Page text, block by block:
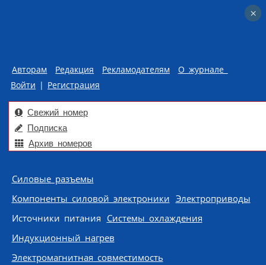
Авторам Редакция Рекламодателям
О журнале
Войти | Регистрация
Свежий номер
Подписка
Архив номеров
Skip to content
Силовые разъемы
Компоненты силовой электроники Электроприводы
Источники питания Системы охлаждения
Индукционный нагрев
Электромагнитная совместимость
×
×